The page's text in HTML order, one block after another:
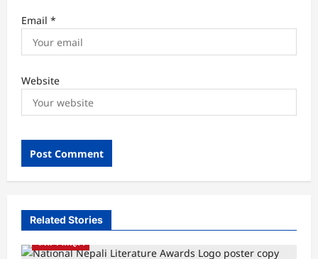
Email *
Website
Related Stories
कला र साहित्य